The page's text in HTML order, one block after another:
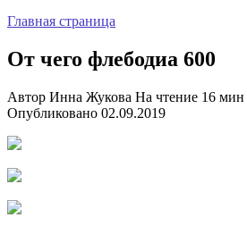
Главная страница
От чего флебодиа 600
Автор Инна Жукова На чтение 16 мин
Опубликовано 02.09.2019